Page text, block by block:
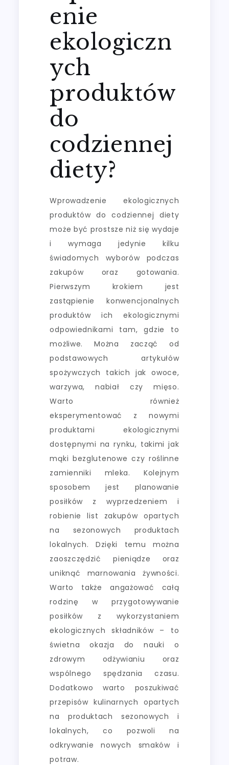
enie
ekologiczn
ych
produktów
do
codziennej
diety?
Wprowadzenie ekologicznych
produktów do codziennej diety
może być prostsze niż się wydaje
i wymaga jedynie kilku
świadomych wyborów podczas
zakupów oraz gotowania.
Pierwszym krokiem jest
zastąpienie konwencjonalnych
produktów ich ekologicznymi
odpowiednikami tam, gdzie to
możliwe. Można zacząć od
podstawowych artykułów
spożywczych takich jak owoce,
warzywa, nabiał czy mięso.
Warto również
eksperymentować z nowymi
produktami ekologicznymi
dostępnymi na rynku, takimi jak
mąki bezglutenowe czy roślinne
zamienniki mleka. Kolejnym
sposobem jest planowanie
posiłków z wyprzedzeniem i
robienie list zakupów opartych
na sezonowych produktach
lokalnych. Dzięki temu można
zaoszczędzić pieniądze oraz
uniknąć marnowania żywności.
Warto także angażować całą
rodzinę w przygotowywanie
posiłków z wykorzystaniem
ekologicznych składników – to
świetna okazja do nauki o
zdrowym odżywianiu oraz
wspólnego spędzania czasu.
Dodatkowo warto poszukiwać
przepisów kulinarnych opartych
na produktach sezonowych i
lokalnych, co pozwoli na
odkrywanie nowych smaków i
potraw.